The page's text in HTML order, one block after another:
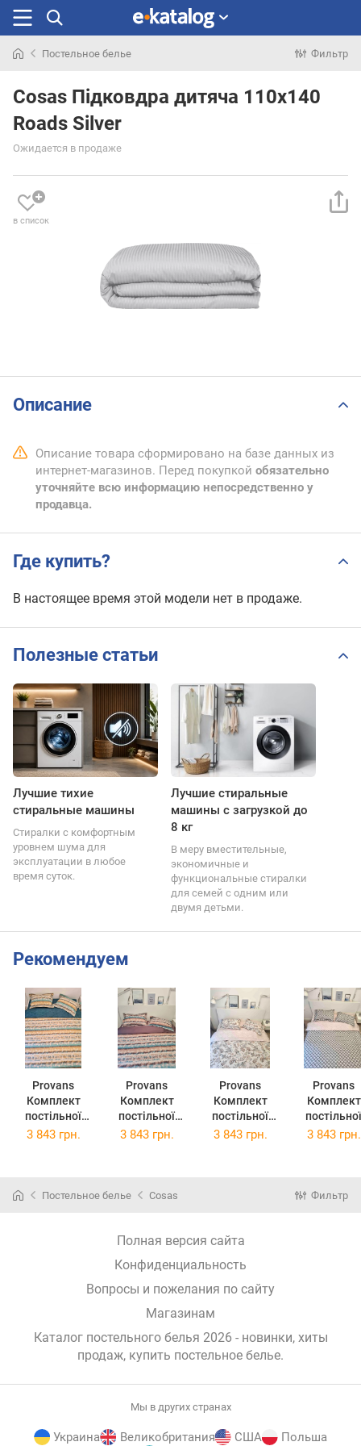
раньше
Постельное белье Фильтр
Cosas Підковдра дитяча 110х140
Roads Silver
Ожидается в продаже
в список
Описание
Описание товара сформировано на базе данных из
интернет-магазинов. Перед покупкой обязательно
уточняйте всю информацию непосредственно у
продавца.
Где купить?
В настоящее время этой модели нет в продаже.
Полезные статьи
Лучшие тихие
стиральные машины
Стиралки с комфортным
уровнем шума для
эксплуатации в любое
время суток.
Лучшие стиральные
машины с загрузкой до
8 кг
В меру вместительные,
экономичные и
функциональные стиралки
для семей с одним или
двумя детьми.
Рекомендуем
Provans
Комплект
постільної
білизни
Сімейний
Provans
Комплект
постільної
білизни
(026257)
Provans
Комплект
постільної
білизни
Provans
Комплект
постільної
білизни
Сімейний
3 843 грн. 3 843 грн. 3 843 грн. 3 843 грн.
Постельное белье Cosas Фильтр
Полная версия сайта
Конфиденциальность
Вопросы и пожелания по сайту
Магазинам
Каталог постельного белья 2026 - новинки, хиты
продаж, купить постельное белье.
Мы в других странах
Украина Великобритания США Польша